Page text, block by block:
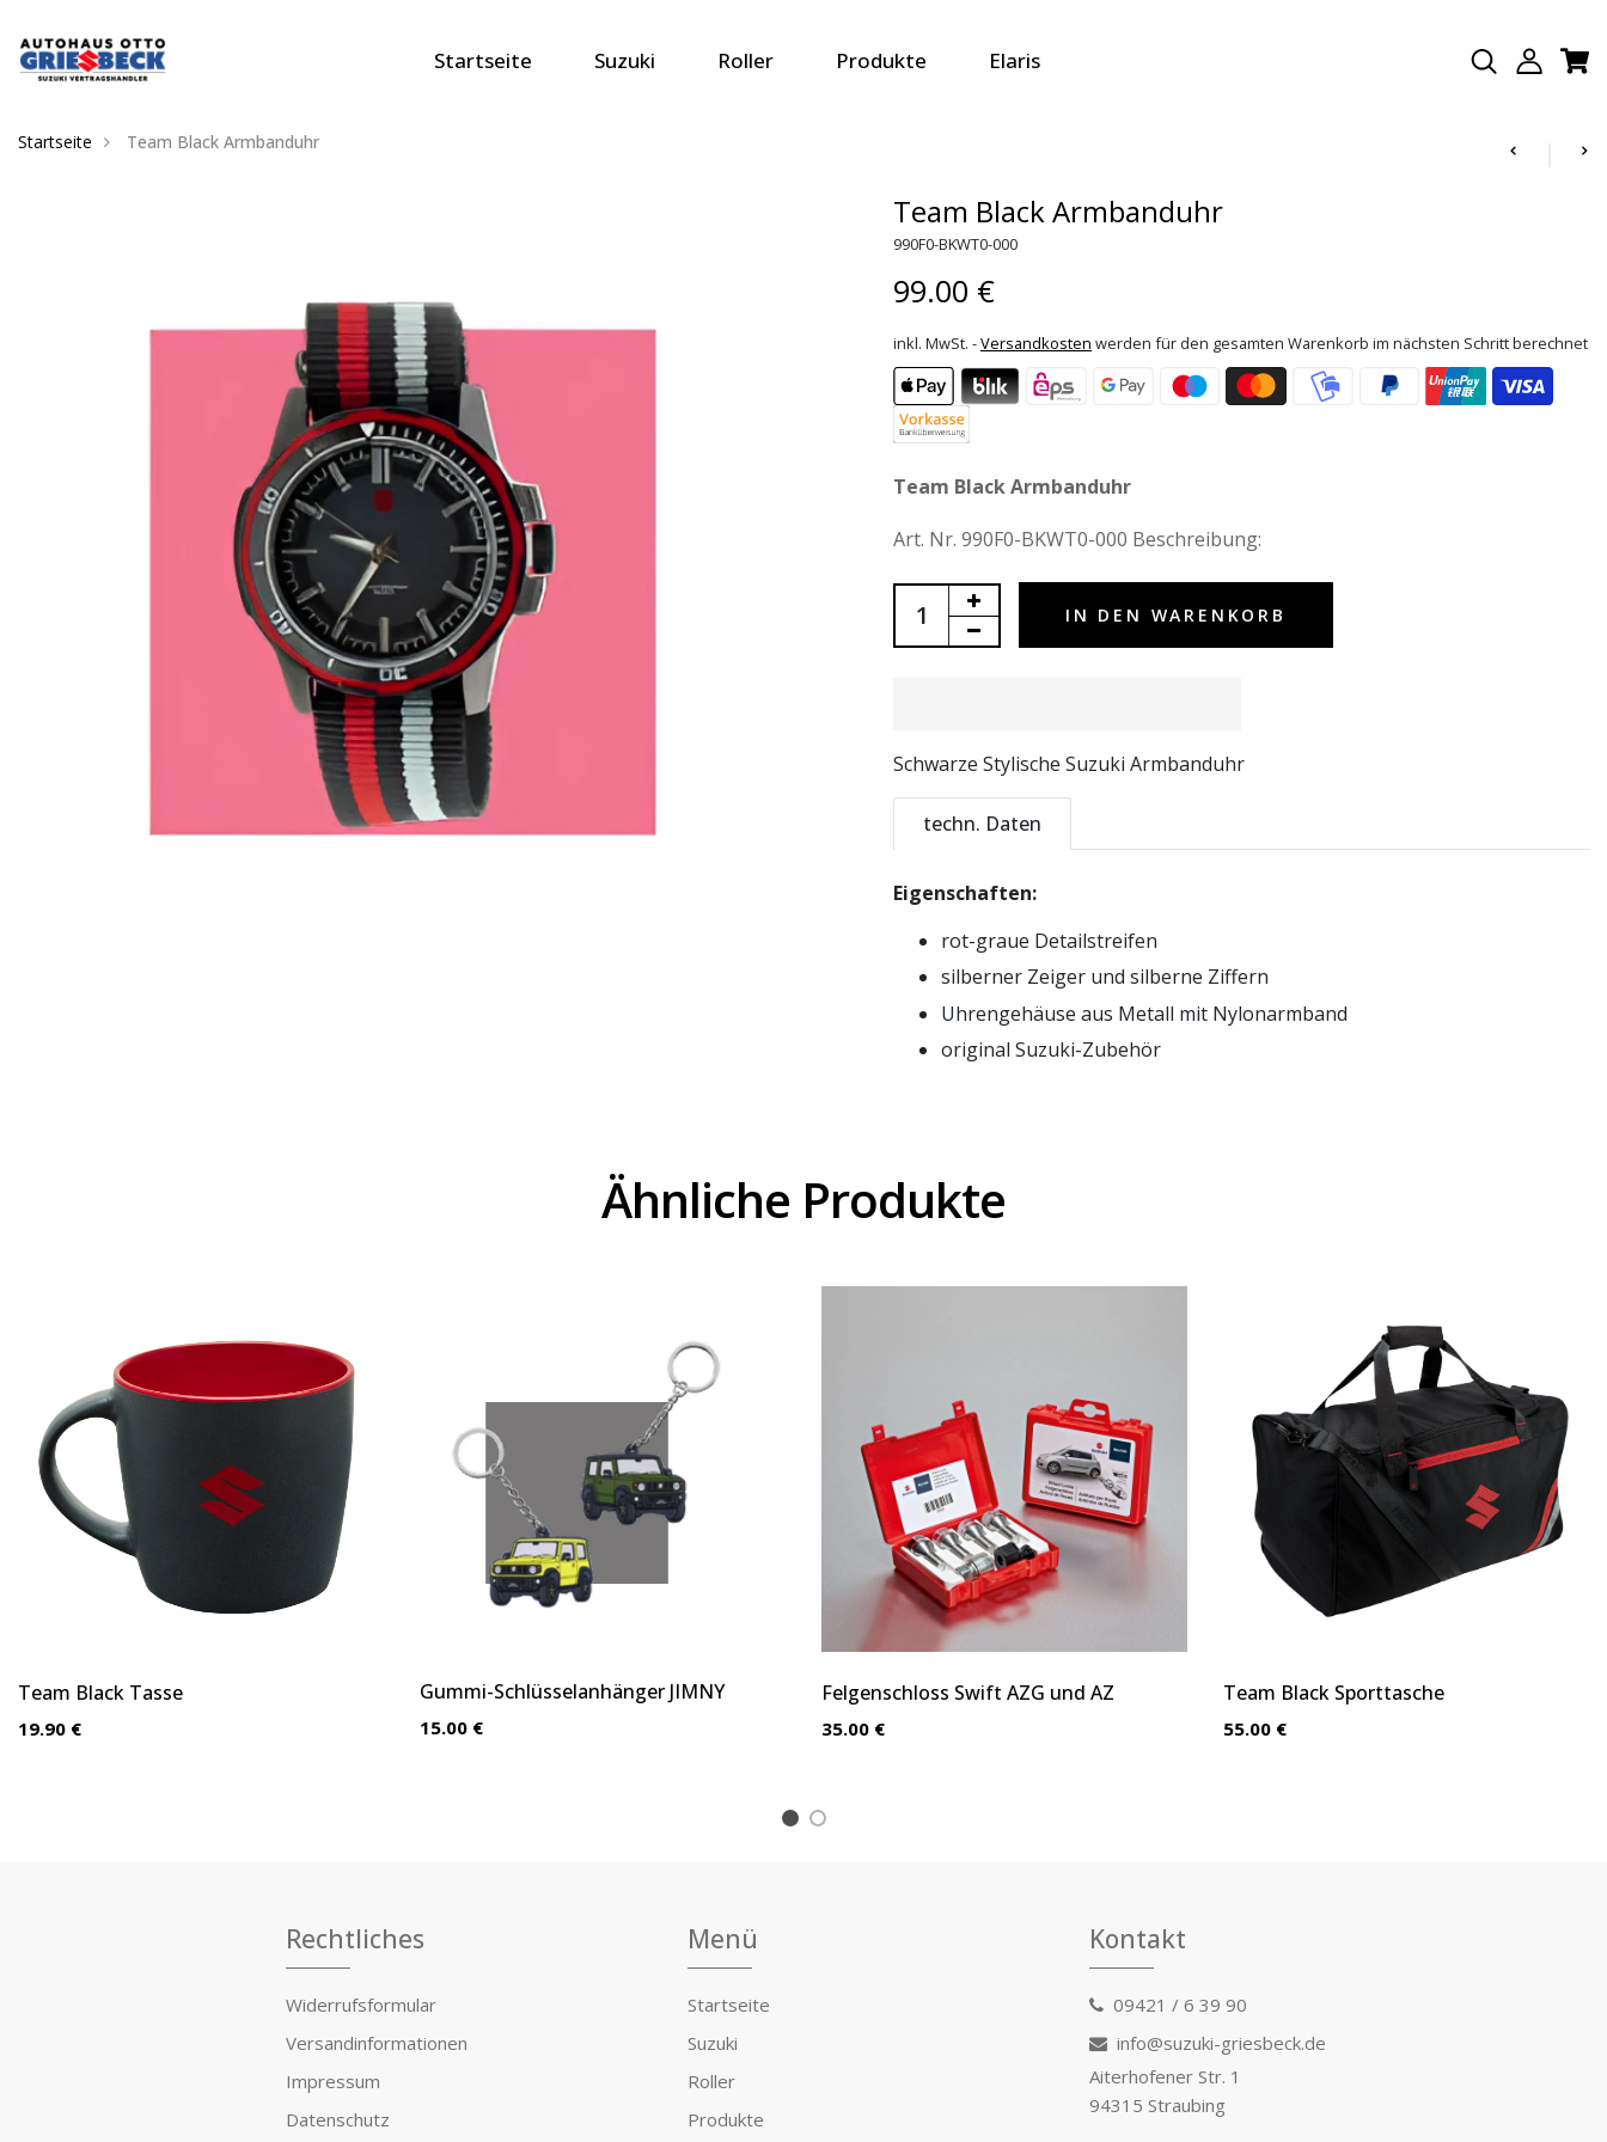
Startseite Suzuki Roller Produkte Elaris
Startseite Team Black Armbanduhr
Team Black Armbanduhr
990F0-BKWT0-000
99.00 €
inkl. MwSt. -Versandkosten werden für den gesamten Warenkorb im nächsten Schritt berechnet
Team Black Armbanduhr
Art. Nr. 990F0-BKWT0-000 Beschreibung:
IN DEN WARENKORB
Schwarze Stylische Suzuki Armbanduhr
techn. Daten
Eigenschaften:
rot-graue Detailstreifen
silberner Zeiger und silberne Ziffern
Uhrengehäuse aus Metall mit Nylonarmband
original Suzuki-Zubehör
Ähnliche Produkte
Team Black Tasse
19.90 €
Gummi-Schlüsselanhänger JIMNY
15.00 €
Felgenschloss Swift AZG und AZ
35.00 €
Team Black Sporttasche
55.00 €
1 2
Rechtliches
Widerrufsformular
Versandinformationen
Impressum
Datenschutz
Menü
Startseite
Suzuki
Roller
Produkte
Kontakt
09421 / 6 39 90
info@suzuki-griesbeck.de
Aiterhofener Str. 1
94315 Straubing